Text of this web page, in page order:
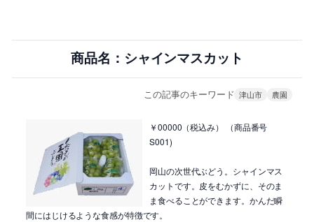
商品名：シャインマスカット
この記事のキーワード 津山市 農園
￥00000（税込み） （商品番号
S001)
岡山の次世代ぶどう。シャインマス
カットです。皮をむかずに、そのま
ま食べることができます。かんだ瞬
間にはじけるような食感が特徴です。